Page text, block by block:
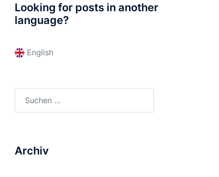
Looking for posts in another
language?
English
nach:
Archiv